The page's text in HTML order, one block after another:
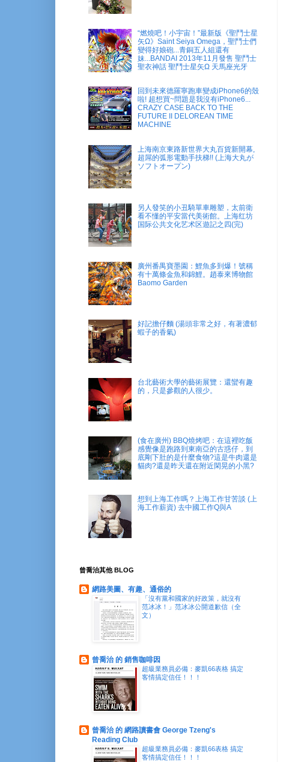
“燃燒吧！小宇宙！”最新版《聖鬥士星
矢Ω》Saint Seiya Omega，聖鬥士們
變得好娘砲...青銅五人組還有
妹...BANDAI 2013年11月發售 聖鬥士
聖衣神話 聖鬥士星矢Ω 天馬座光牙
回到未來德羅寧跑車變成iPhone6的殼
啦! 超想買~問題是我沒有iPhone6...
CRAZY CASE BACK TO THE
FUTURE II DELOREAN TIME
MACHINE
上海南京東路新世界大丸百貨新開幕,
超屌的弧形電動手扶梯!! (上海大丸が
ソフトオープン)
另人發笑的小丑騎單車雕塑，太前衛
看不懂的平安當代美術館。上海红坊
国际公共文化艺术区遊記之四(完)
廣州番禺寶墨園：鯉魚多到爆！號稱
有十萬條金魚和錦鯉。趙泰來博物館
Baomo Garden
好記擔仔麵 (湯頭非常之好，有著濃郁
蝦子的香氣)
台北藝術大學的藝術展覽：還蠻有趣
的，只是參觀的人很少。
(食在廣州) BBQ燒烤吧：在這裡吃飯
感覺像是跑路到東南亞的古惑仔，到
底剛下肚的是什麼食物?這是牛肉還是
貓肉?還是昨天還在附近閑晃的小黑?
想到上海工作嗎？上海工作甘苦談 (上
海工作薪資) 去中國工作Q與A
曾喬治其他 BLOG
網路美圖、有趣、通俗的
「沒有黨和國家的好政策，就沒有
范冰冰！」范冰冰公開道歉信（全
文）
曾喬治 的 銷售咖啡因
超級業務員必備：麥凱66表格 搞定
客情搞定信任！！！
曾喬治 的 網路讀書會 George Tzeng's
Reading Club
超級業務員必備：麥凱66表格 搞定
客情搞定信任！！！